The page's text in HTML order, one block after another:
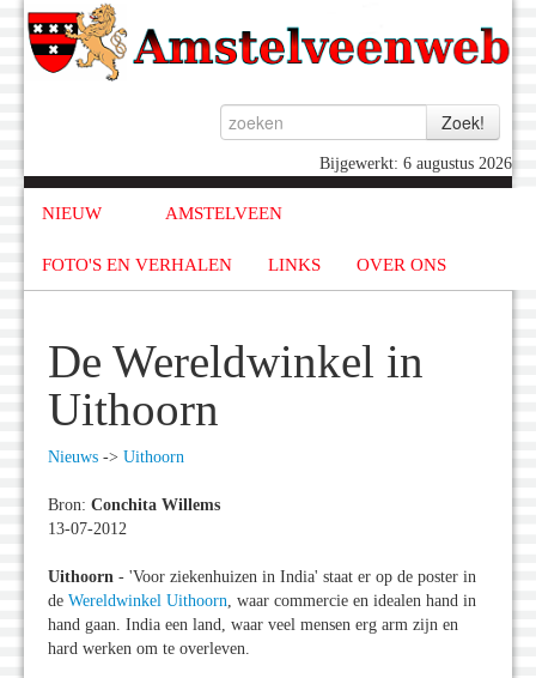
Bijgewerkt: 6 augustus 2026
NIEUW AMSTELVEEN
FOTO'S EN VERHALEN LINKS OVER ONS
De Wereldwinkel in
Uithoorn
Nieuws -> Uithoorn
Bron: Conchita Willems
13-07-2012
Uithoorn - 'Voor ziekenhuizen in India' staat er op de poster in
de Wereldwinkel Uithoorn, waar commercie en idealen hand in
hand gaan. India een land, waar veel mensen erg arm zijn en
hard werken om te overleven.